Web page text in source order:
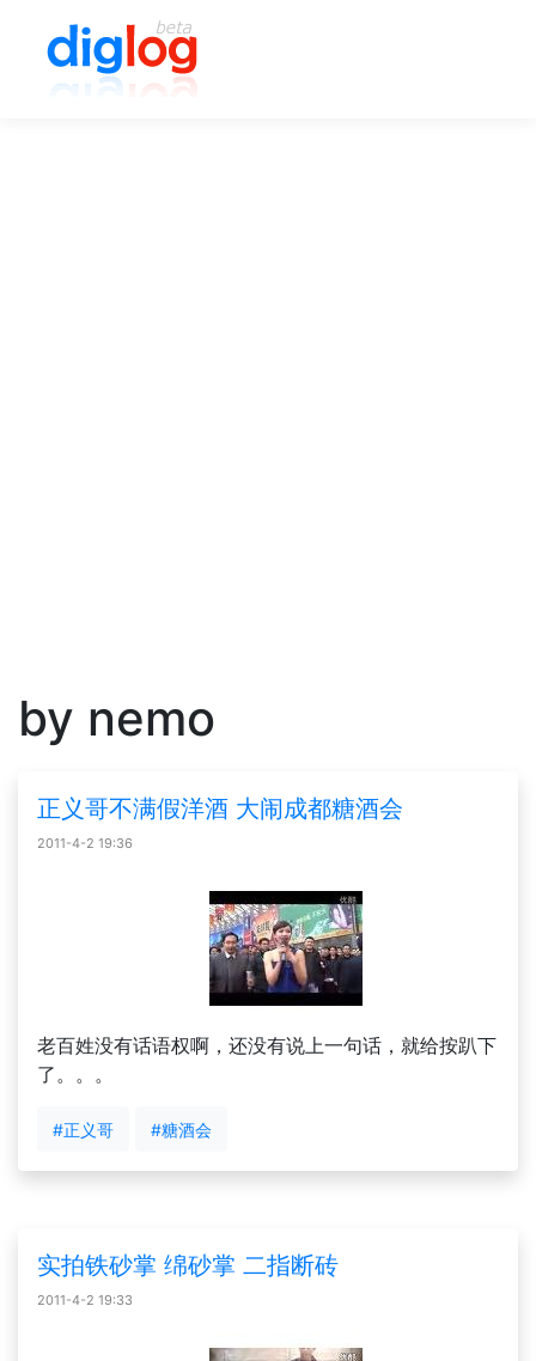
by nemo
正义哥不满假洋酒 大闹成都糖酒会
2011-4-2 19:36
老百姓没有话语权啊，还没有说上一句话，就给按趴下
了。。。
#正义哥 #糖酒会
实拍铁砂掌 绵砂掌 二指断砖
2011-4-2 19:33